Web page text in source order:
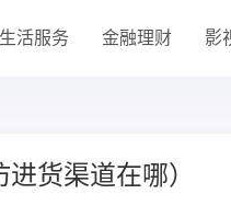
生活服务 金融理财 影
货渠道在哪）